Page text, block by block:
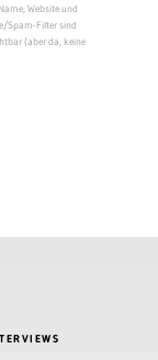
Website und
Spam-Filter sind
(aber da, keine